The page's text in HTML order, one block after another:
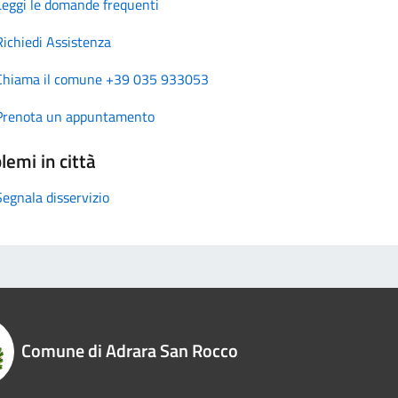
Assistenza
il comune +39 035 933053
un appuntamento
in città
disservizio
Comune di Adrara San Rocco